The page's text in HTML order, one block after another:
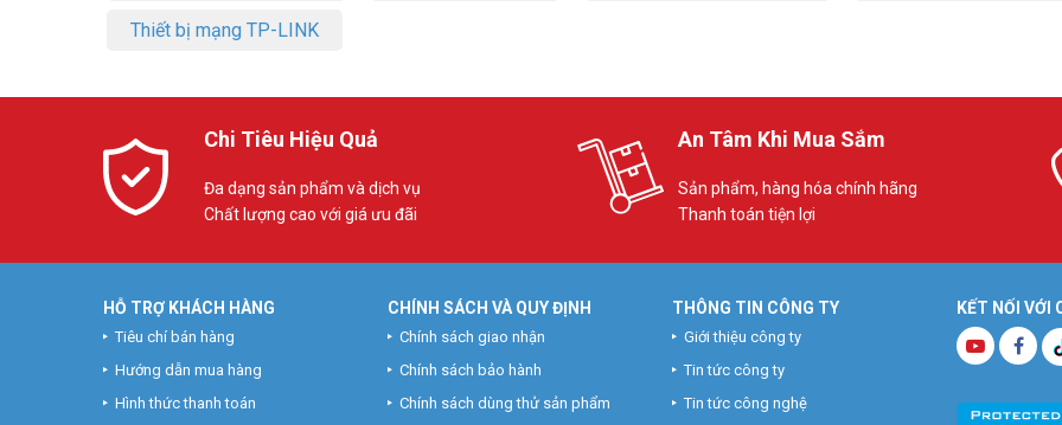
Thiết bị mạng TP-LINK
Chi Tiêu Hiệu Quả
Đa dạng sản phẩm và dịch vụ
Chất lượng cao với giá ưu đãi
An Tâm Khi Mua Sắm
Sản phẩm, hàng hóa chính hãng
Thanh toán tiện lợi
KẾT NỐI VỚI
HỖ TRỢ KHÁCH HÀNG
Tiêu chí bán hàng
Hướng dẫn mua hàng
Hình thức thanh toán
CHÍNH SÁCH VÀ QUY ĐỊNH
Chính sách giao nhận
Chính sách bảo hành
Chính sách dùng thử sản phẩm
THÔNG TIN CÔNG TY
Giới thiệu công ty
Tin tức công ty
Tin tức công nghệ